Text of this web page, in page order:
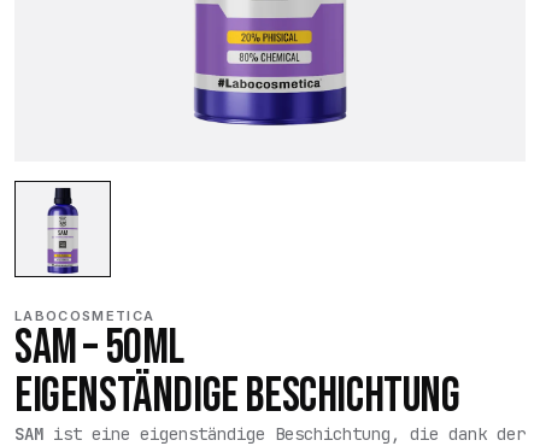
LABOCOSMETICA
SAM – 50ML
EIGENSTÄNDIGE BESCHICHTUNG
SAM ist eine eigenständige Beschichtung, die dank der